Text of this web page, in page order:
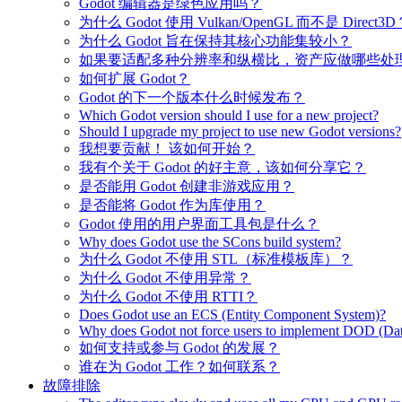
Godot 编辑器是绿色应用吗？
为什么 Godot 使用 Vulkan/OpenGL 而不是 Direct3D
为什么 Godot 旨在保持其核心功能集较小？
如果要适配多种分辨率和纵横比，资产应做哪些处
如何扩展 Godot？
Godot 的下一个版本什么时候发布？
Which Godot version should I use for a new project?
Should I upgrade my project to use new Godot versions?
我想要贡献！ 该如何开始？
我有个关于 Godot 的好主意，该如何分享它？
是否能用 Godot 创建非游戏应用？
是否能将 Godot 作为库使用？
Godot 使用的用户界面工具包是什么？
Why does Godot use the SCons build system?
为什么 Godot 不使用 STL（标准模板库）？
为什么 Godot 不使用异常？
为什么 Godot 不使用 RTTI？
Does Godot use an ECS (Entity Component System)?
Why does Godot not force users to implement DOD
如何支持或参与 Godot 的发展？
谁在为 Godot 工作？如何联系？
故障排除